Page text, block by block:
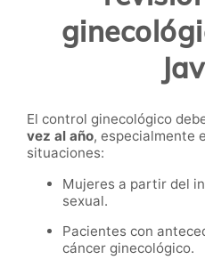
El control ginecológico
vez al año, especialmente
situaciones:
Mujeres a partir del
sexual.
Pacientes con
cáncer ginecológico.